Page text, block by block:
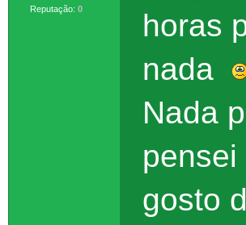
Reputação: 0
horas
nada
Nada
gosto